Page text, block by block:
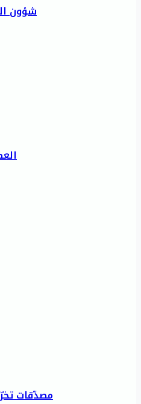
شؤون
مصدّقات